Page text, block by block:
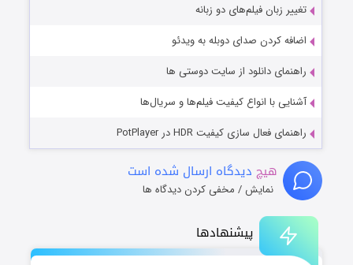
پیشنهادها
تغییر زبان فیلم‌های دو زبانه
اضافه کردن صدای دوبله به ویدئو
راهنمای دانلود از سایت دوستی ها
آشنایی با انواع کیفیت فیلم‌ها و سریال‌ها
راهنمای فعال سازی کیفیت HDR در PotPlayer
هیچ دیدگاه ارسال شده است
نمایش / مخفی کردن دیدگاه ها